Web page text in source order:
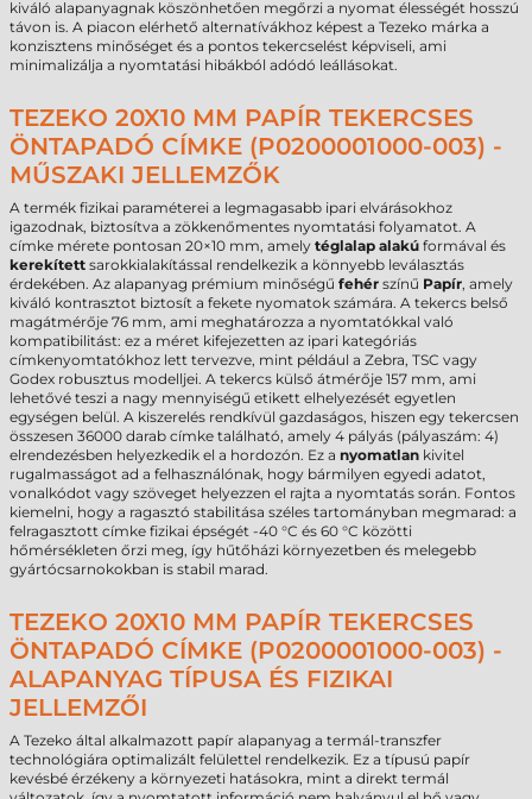
kiváló alapanyagnak köszönhetően megőrzi a nyomat élességét hosszú
távon is. A piacon elérhető alternatívákhoz képest a Tezeko márka a
konzisztens minőséget és a pontos tekercselést képviseli, ami
minimalizálja a nyomtatási hibákból adódó leállásokat.
TEZEKO 20X10 MM PAPÍR TEKERCSES
ÖNTAPADÓ CÍMKE (P0200001000-003) -
MŰSZAKI JELLEMZŐK
A termék fizikai paraméterei a legmagasabb ipari elvárásokhoz
igazodnak, biztosítva a zökkenőmentes nyomtatási folyamatot. A
címke mérete pontosan 20×10 mm, amely téglalap alakú formával és
kerekített sarokkialakítással rendelkezik a könnyebb leválasztás
érdekében. Az alapanyag prémium minőségű fehér színű Papír, amely
kiváló kontrasztot biztosít a fekete nyomatok számára. A tekercs belső
magátmérője 76 mm, ami meghatározza a nyomtatókkal való
kompatibilitást: ez a méret kifejezetten az ipari kategóriás
címkenyomtatókhoz lett tervezve, mint például a Zebra, TSC vagy
Godex robusztus modelljei. A tekercs külső átmérője 157 mm, ami
lehetővé teszi a nagy mennyiségű etikett elhelyezését egyetlen
egységen belül. A kiszerelés rendkívül gazdaságos, hiszen egy tekercsen
összesen 36000 darab címke található, amely 4 pályás (pályaszám: 4)
elrendezésben helyezkedik el a hordozón. Ez a nyomatlan kivitel
rugalmasságot ad a felhasználónak, hogy bármilyen egyedi adatot,
vonalkódot vagy szöveget helyezzen el rajta a nyomtatás során. Fontos
kiemelni, hogy a ragasztó stabilitása széles tartományban megmarad: a
felragasztott címke fizikai épségét -40 °C és 60 °C közötti
hőmérsékleten őrzi meg, így hűtőházi környezetben és melegebb
gyártócsarnokokban is stabil marad.
TEZEKO 20X10 MM PAPÍR TEKERCSES
ÖNTAPADÓ CÍMKE (P0200001000-003) -
ALAPANYAG TÍPUSA ÉS FIZIKAI
JELLEMZŐI
A Tezeko által alkalmazott papír alapanyag a termál-transzfer
technológiára optimalizált felülettel rendelkezik. Ez a típusú papír
kevésbé érzékeny a környezeti hatásokra, mint a direkt termál